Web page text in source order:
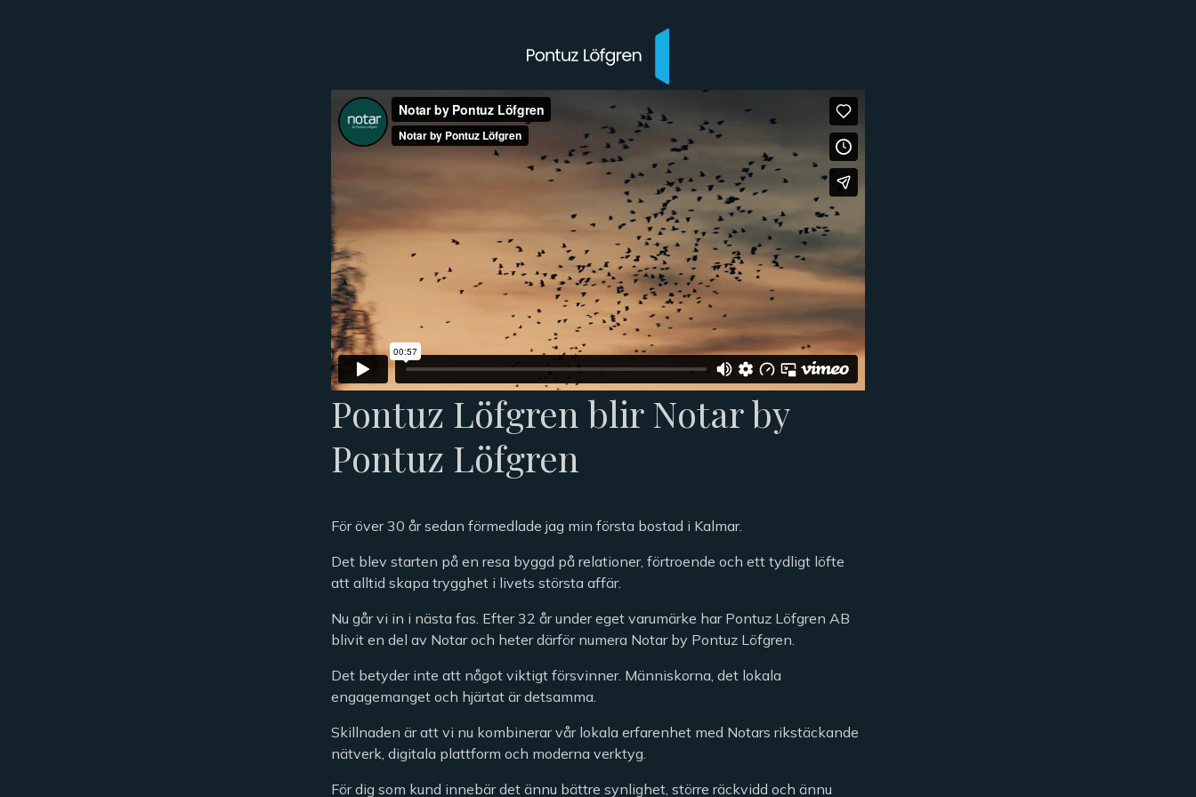
Pontuz Löfgren blir Notar by
Pontuz Löfgren
För över 30 år sedan förmedlade jag min första bostad i Kalmar.
Det blev starten på en resa byggd på relationer, förtroende och ett tydligt löfte
att alltid skapa trygghet i livets största affär.
Nu går vi in i nästa fas. Efter 32 år under eget varumärke har Pontuz Löfgren AB
blivit en del av Notar och heter därför numera Notar by Pontuz Löfgren.
Det betyder inte att något viktigt försvinner. Människorna, det lokala
engagemanget och hjärtat är detsamma.
Skillnaden är att vi nu kombinerar vår lokala erfarenhet med Notars rikstäckande
nätverk, digitala plattform och moderna verktyg.
För dig som kund innebär det ännu bättre synlighet, större räckvidd och ännu